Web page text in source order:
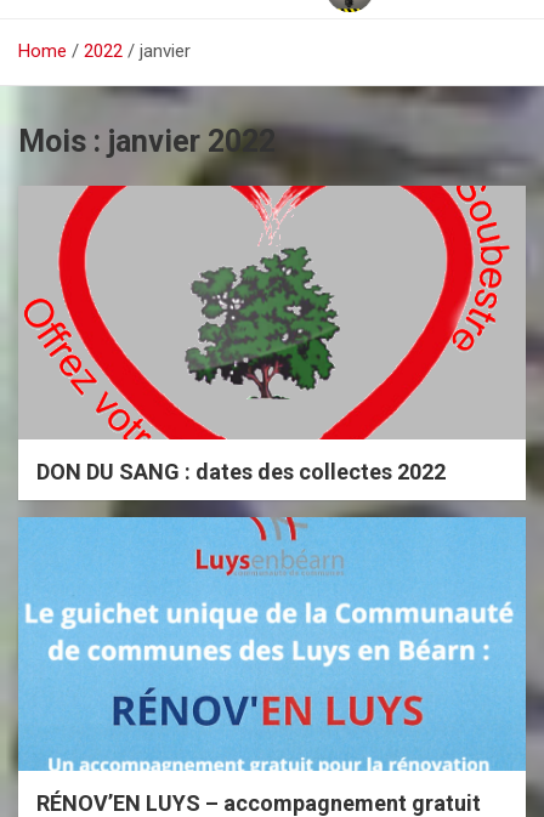
Home 2022 janvier
Mois : janvier 2022
DON DU SANG : dates des collectes 2022
RÉNOV’EN LUYS – accompagnement gratuit